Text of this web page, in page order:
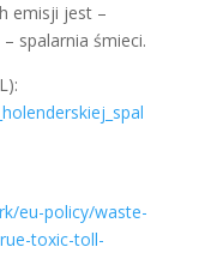
emisji jest –
spalarnia śmieci.
eu-policy/waste-
toxic-toll-